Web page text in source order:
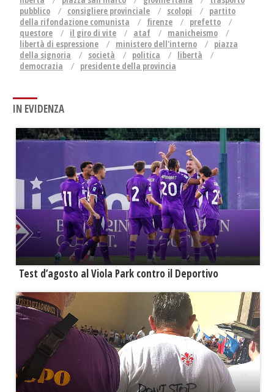
pubblico
consigliere provinciale scolopi
partito
della rifondazione comunista
firenze
prefetto
questore
il giro di vite ataf
manicheismo
libertà di espressione
ministero dell'interno
piazza
della signoria
società politica
libertà
democrazia
presidente della provincia
IN EVIDENZA
Test d’agosto al Viola Park contro il Deportivo